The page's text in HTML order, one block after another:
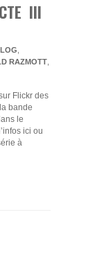
III
,
RAZMOTT,
Flickr des
bande
le
ici ou
à